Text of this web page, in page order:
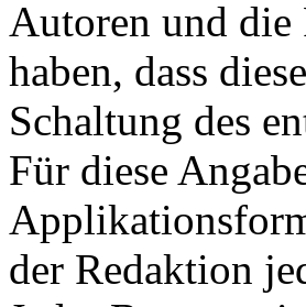
Autoren und die
haben, dass
Schaltung des
Für diese
der Redaktion